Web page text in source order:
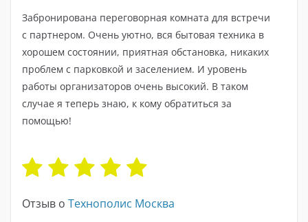
Забронирована переговорная комната для встречи
с партнером. Очень уютно, вся бытовая техника в
хорошем состоянии, приятная обстановка, никаких
проблем с парковкой и заселением. И уровень
работы организаторов очень высокий. В таком
случае я теперь знаю, к кому обратиться за
помощью!
Отзыв о Технополис Москва